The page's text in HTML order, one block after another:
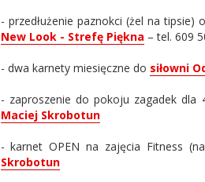
- przedłużenie paznokci (żel na tipsie)
New Look - Strefę Piękna – tel. 609
- dwa karnety miesięczne do siłowni
- zaproszenie do pokoju zagadek dla
Maciej Skrobotun
- karnet OPEN na zajęcia Fitness
Skrobotun